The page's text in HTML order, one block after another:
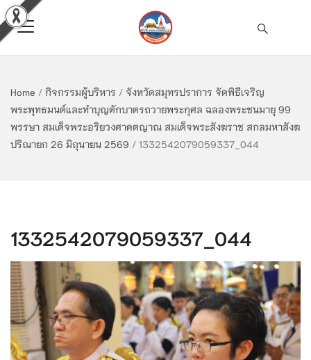
Home / กิจกรรมผู้บริหาร / จังหวัดสมุทรปราการ จัดพิธีเจริญ
พระพุทธมนต์และทำบุญตักบาตรถวายพระกุศล ฉลองพระชนมายุ 99
พรรษา สมเด็จพระอริยวงศาคตญาณ สมเด็จพระสังฆราช สกลมหาสังฆ
ปริณายก 26 มิถุนายน 2569 / 1332542079059337_044
1332542079059337_044